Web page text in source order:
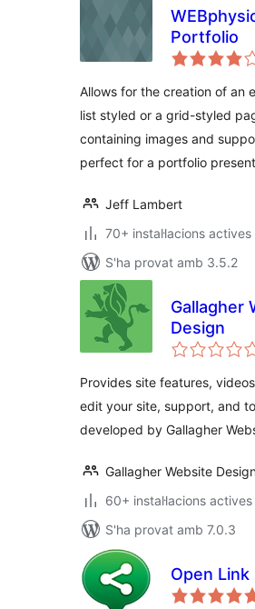
Portfolio
Allows for the creation of an
list styled or a grid-styled
containing images and
perfect for a portfolio
Jeff Lambert
70+ instal·lacions actives
S'ha provat amb 3.5.2
Gallagher
Design
Provides site features,
edit your site, support, and
developed by Gallagher
Gallagher Website
60+ instal·lacions actives
S'ha provat amb 7.0.3
Open Link